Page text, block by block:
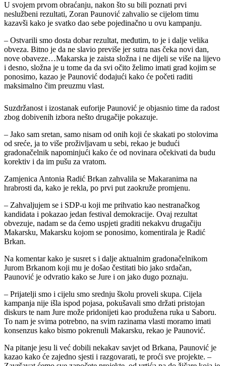
U svojem prvom obraćanju, nakon što su bili poznati prvi
neslužbeni rezultati, Zoran Paunović zahvalio se cijelom timu
kazavši kako je svatko dao sebe pojedinačno u ovu kampanju.
– Ostvarili smo dosta dobar rezultat, međutim, to je i dalje velika
obveza. Bitno je da ne slavio previše jer sutra nas čeka novi dan,
nove obaveze…Makarska je zaista složna i ne dijeli se više na lijevo
i desno, složna je u tome da da svi očito želimo imati grad kojim se
ponosimo, kazao je Paunović dodajući kako će početi raditi
maksimalno čim preuzmu vlast.
Suzdržanost i izostanak euforije Paunović je objasnio time da radost
zbog dobivenih izbora nešto drugačije pokazuje.
– Jako sam sretan, samo nisam od onih koji će skakati po stolovima
od sreće, ja to više proživljavam u sebi, rekao je budući
gradonačelnik napominjući kako će od novinara očekivati da budu
korektiv i da im pušu za vratom.
Zamjenica Antonia Radić Brkan zahvalila se Makaranima na
hrabrosti da, kako je rekla, po prvi put zaokruže promjenu.
– Zahvaljujem se i SDP-u koji me prihvatio kao nestranačkog
kandidata i pokazao jedan festival demokracije. Ovaj rezultat
obvezuje, nadam se da ćemo uspjeti graditi nekakvu drugačiju
Makarsku, Makarsku kojom se ponosimo, komentirala je Radić
Brkan.
Na komentar kako je susret s i dalje aktualnim gradonačelnikom
Jurom Brkanom koji mu je došao čestitati bio jako srdačan,
Paunović je odvratio kako se Jure i on jako dugo poznaju.
– Prijatelji smo i cijelu smo srednju školu proveli skupa. Cijela
kampanja nije išla ispod pojasa, pokušavali smo držati pristojan
diskurs te nam Jure može pridonijeti kao produžena ruka u Saboru.
To nam je svima potrebno, na svim razinama vlasti moramo imati
konsenzus kako bismo pokrenuli Makarsku, rekao je Paunović.
Na pitanje jesu li već dobili nekakav savjet od Brkana, Paunović je
kazao kako će zajedno sjesti i razgovarati, te proći sve projekte. –